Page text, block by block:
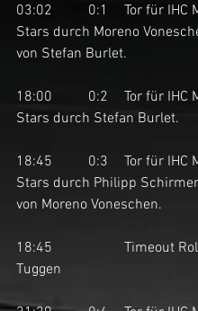
03:02	0:1	Tor für IHC March-Höfe
Stars durch Moreno
von Stefan Burlet.
18:00	0:2	Tor für IHC March-Höfe
Stars durch Stefan Burlet.
18:45	0:3	Tor für IHC March-Höfe
Stars durch Philipp
von Moreno Voneschen.
18:45		Timeout Rolling Stoned
Tuggen